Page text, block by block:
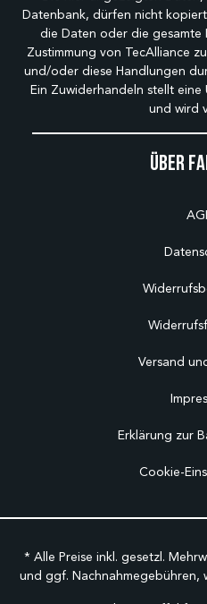
Über
Versand
Erklärung zur
Cookie-
Datenbank, dürfen nicht
die Daten oder die
Zustimmung von TecAlliance
und/oder diese Handlungen
Ein Zuwiderhandeln stellt
und wird
* Alle Preise inkl. gesetzl.
und ggf. Nachnahmegebühren,